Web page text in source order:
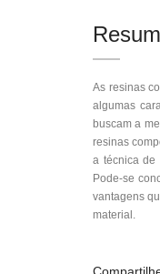
As resinas
algumas
buscam a
resinas
a técnica de
Pode-se
vantagens
material.